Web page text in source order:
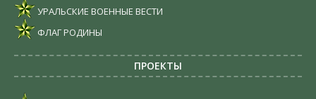
УРАЛЬСКИЕ ВОЕННЫЕ ВЕСТИ
ФЛАГ РОДИНЫ
ПРОЕКТЫ